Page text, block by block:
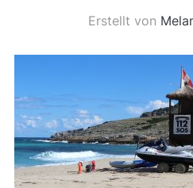
Erstellt von